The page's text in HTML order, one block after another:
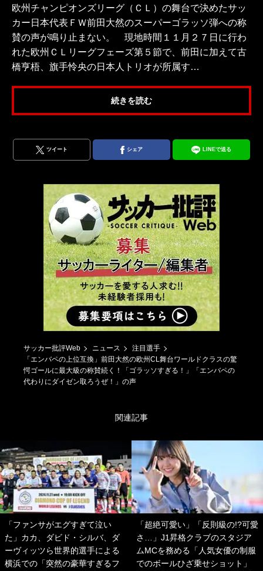
欧州チャンピオンズリーグ（ＣＬ）の舞台で決めたサッ
カー日本代表ＦＷ前田大然のスーパーゴラッソ弾への称
賛の声が鳴り止まない。 現地時間１１月２７日に行わ
れた欧州ＣＬリーグフェーズ第５節で、前田に加えて古
橋亨梧、旗手怜央の日本人トリオが所属す…
続きを読む
ツイート シェア LINEで送る
サッカー批評Web ニュース
注目選手
「エンバペの上位互換」前田大然の欧州CL舞台ワールドクラスの驚
愕ゴールに最大級の称賛続く！「ゴラッソすぎる！」「エンバペの
代わりにダイゼン取ろうぜ！」の声
関連記事
「ファンサがエグすぎて泣い
た」カカ、ダビド・シルバ、ダ
ーヴィッツら世界的選手による
横浜での「突然の豪華すぎるフ
「超絶可愛い」「反則級の!?可愛
さ…」J1昇格クラブのスタジア
ムMCを務める「人気女優の制服
でのボールひざ乗せショット」